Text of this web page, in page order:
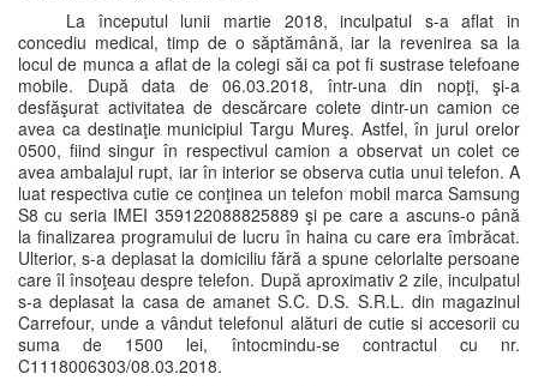
La începutul lunii martie 2018, inculpatul s-a aflat in
concediu medical, timp de o săptămână, iar la revenirea sa la
locul de munca a aflat de la colegi săi ca pot fi sustrase telefoane
mobile. După data de 06.03.2018, într-una din nopţi, şi-a
desfăşurat activitatea de descărcare colete dintr-un camion ce
avea ca destinaţie municipiul Targu Mureş. Astfel, în jurul orelor
0500, fiind singur în respectivul camion a observat un colet ce
avea ambalajul rupt, iar în interior se observa cutia unui telefon. A
luat respectiva cutie ce conţinea un telefon mobil marca Samsung
S8 cu seria IMEI 359122088825889 şi pe care a ascuns-o până
la finalizarea programului de lucru în haina cu care era îmbrăcat.
Ulterior, s-a deplasat la domiciliu fără a spune celorlalte persoane
care îl însoţeau despre telefon. După aproximativ 2 zile, inculpatul
s-a deplasat la casa de amanet S.C. D.S. S.R.L. din magazinul
Carrefour, unde a vândut telefonul alături de cutie si accesorii cu
suma de 1500 lei, întocmindu-se contractul cu nr.
C1118006303/08.03.2018.